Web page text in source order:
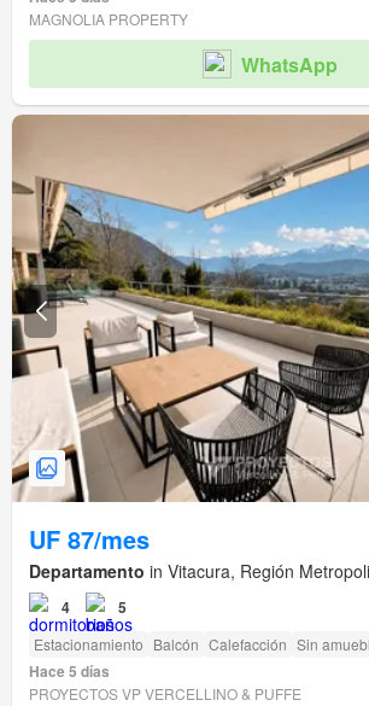
MAGNOLIA PROPERTY
WhatsApp
UF 87/mes
Departamento in Vitacura, Región
4 5
Estacionamiento Balcón Calefacción Sin
Hace 5 días
PROYECTOS VP VERCELLINO & PUFFE